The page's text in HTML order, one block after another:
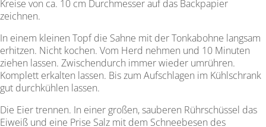
Kreise von ca. 10 cm Durchmesser auf das Backpapier
zeichnen.
In einem kleinen Topf die Sahne mit der Tonkabohne langsam
erhitzen. Nicht kochen. Vom Herd nehmen und 10 Minuten
ziehen lassen. Zwischendurch immer wieder umrühren.
Komplett erkalten lassen. Bis zum Aufschlagen im Kühlschrank
gut durchkühlen lassen.
Die Eier trennen. In einer großen, sauberen Rührschüssel das
Eiweiß und eine Prise Salz mit dem Schneebesen des